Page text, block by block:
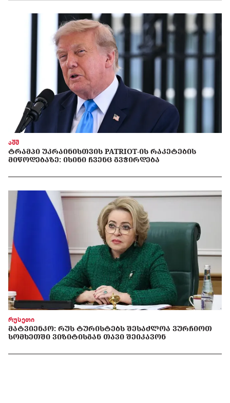
აშშ
ᲢᲠᲐᲛᲞᲘ ᲣᲙᲠᲐᲘᲜᲘᲡᲗᲕᲘᲡ PATRIOT-ᲘᲡ ᲠᲐᲙᲔᲢᲔᲑᲘᲡ
ᲛᲘᲬᲝᲓᲔᲑᲐᲖᲔ: ᲘᲡᲘᲜᲘ ᲩᲕᲔᲜᲪ ᲒᲕᲭᲘᲠᲓᲔᲑᲐ
რუსეთი
ᲛᲐᲢᲕᲘᲔᲜᲙᲝ: ᲠᲣᲡ ᲢᲣᲠᲘᲡᲢᲔᲑᲡ ᲨᲔᲡᲐᲫᲚᲝᲐ ᲕᲣᲠᲩᲘᲝᲗ
ᲡᲝᲛᲮᲔᲗᲨᲘ ᲕᲘᲖᲘᲢᲘᲡᲒᲐᲜ ᲗᲐᲕᲘ ᲨᲔᲘᲙᲐᲕᲝᲜ